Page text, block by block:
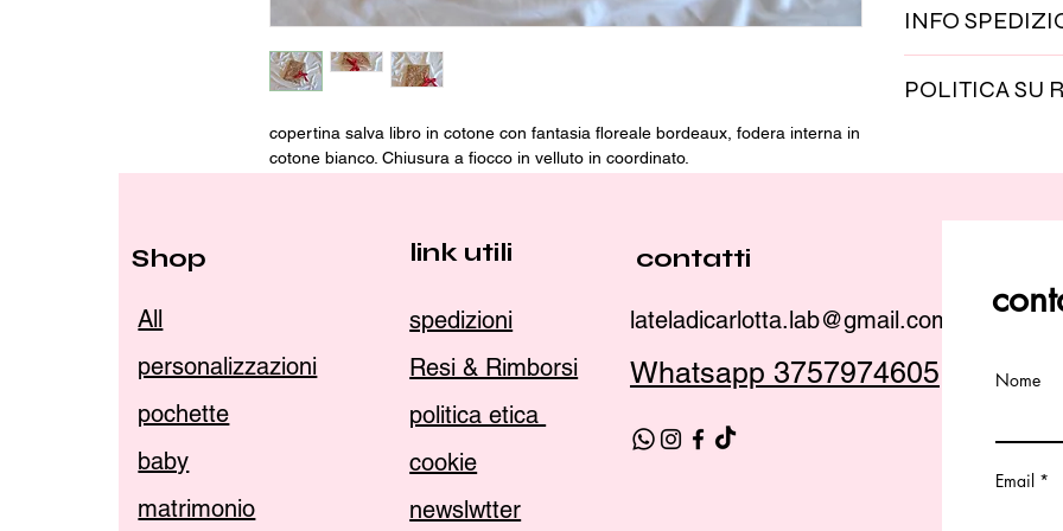
copertina salva libro in cotone con fantasia floreale bordeaux, fodera interna in
cotone bianco. Chiusura a fiocco in velluto in coordinato.
che sono realizzati
INFO
erogate in 48 ore.
POLITICA SU
Shop
All
personalizzazioni
pochette
baby
matrimonio
link utili
spedizioni
Resi & Rimborsi
politica etica
cookie
newslwtter
contatti
lateladicarlotta.lab@gmail.com
Whatsapp 3757974605 Nome
Email